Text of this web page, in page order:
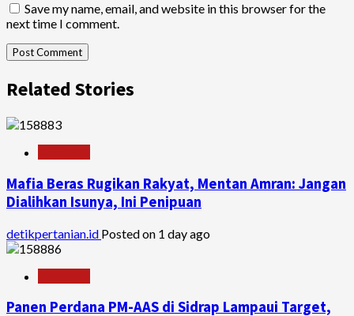
Save my name, email, and website in this browser for the
next time I comment.
Related Stories
Mafia Beras Rugikan Rakyat, Mentan Amran: Jangan
Dialihkan Isunya, Ini Penipuan
detikpertanian.id Posted on 1 day ago
Panen Perdana PM-AAS di Sidrap Lampaui Target,